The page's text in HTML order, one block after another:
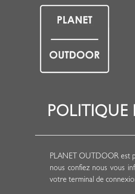
POLITIQUE
PLANET OUTDOOR est
nous confiez nous vous
votre terminal de